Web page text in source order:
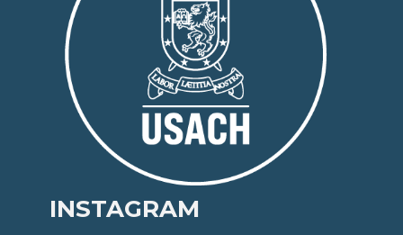
INSTAGRAM